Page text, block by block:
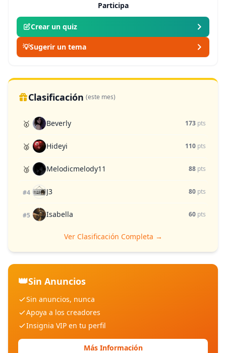
Participa
Crear un quiz
💡Sugerir un tema
Clasificación (este mes)
🥇 Beverly 173 pts
🥈 Hideyi 110 pts
🥉 Melodicmelody11 88 pts
#4 J3 80 pts
#5 Isabella 60 pts
Ver Clasificación Completa →
👑Sin Anuncios
Sin anuncios, nunca
Apoya a los creadores
Insignia VIP en tu perfil
Más Información